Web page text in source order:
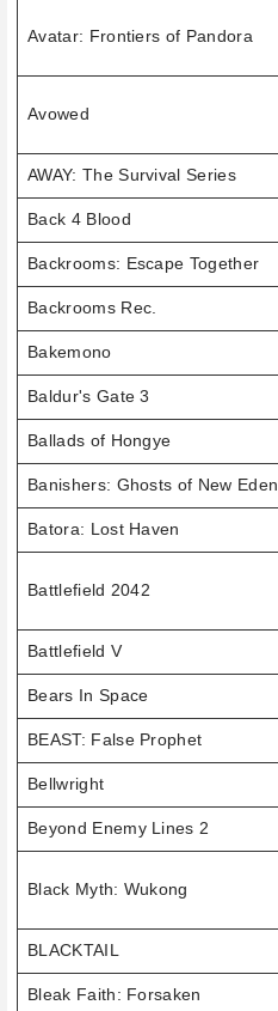
Avatar: Frontiers of Pandora
Avowed
AWAY: The Survival Series
Back 4 Blood
Backrooms: Escape Together
Backrooms Rec.
Bakemono
Baldur's Gate 3
Ballads of Hongye
Banishers: Ghosts of New Eden
Batora: Lost Haven
Battlefield 2042
Battlefield V
Bears In Space
BEAST: False Prophet
Bellwright
Beyond Enemy Lines 2
Black Myth: Wukong
BLACKTAIL
Bleak Faith: Forsaken